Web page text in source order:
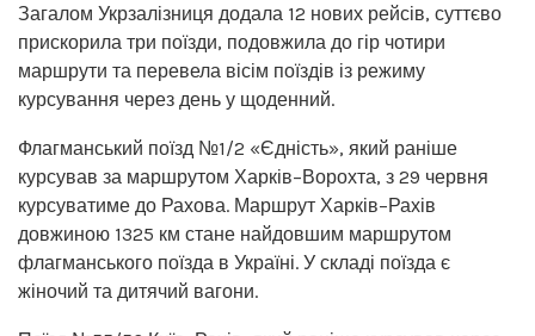
Загалом Укрзалізниця додала 12 нових рейсів, суттєво
прискорила три поїзди, подовжила до гір чотири
маршрути та перевела вісім поїздів із режиму
курсування через день у щоденний.
Флагманський поїзд №1/2 «Єдність», який раніше
курсував за маршрутом Харків–Ворохта, з 29 червня
курсуватиме до Рахова. Маршрут Харків–Рахів
довжиною 1325 км стане найдовшим маршрутом
флагманського поїзда в Україні. У складі поїзда є
жіночий та дитячий вагони.